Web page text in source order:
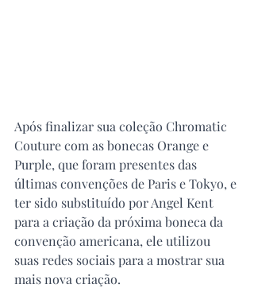
Após finalizar sua coleção Chromatic
Couture com as bonecas Orange e
Purple, que foram presentes das
últimas convenções de Paris e Tokyo, e
ter sido substituído por Angel Kent
para a criação da próxima boneca da
convenção americana, ele utilizou
suas redes sociais para a mostrar sua
mais nova criação.